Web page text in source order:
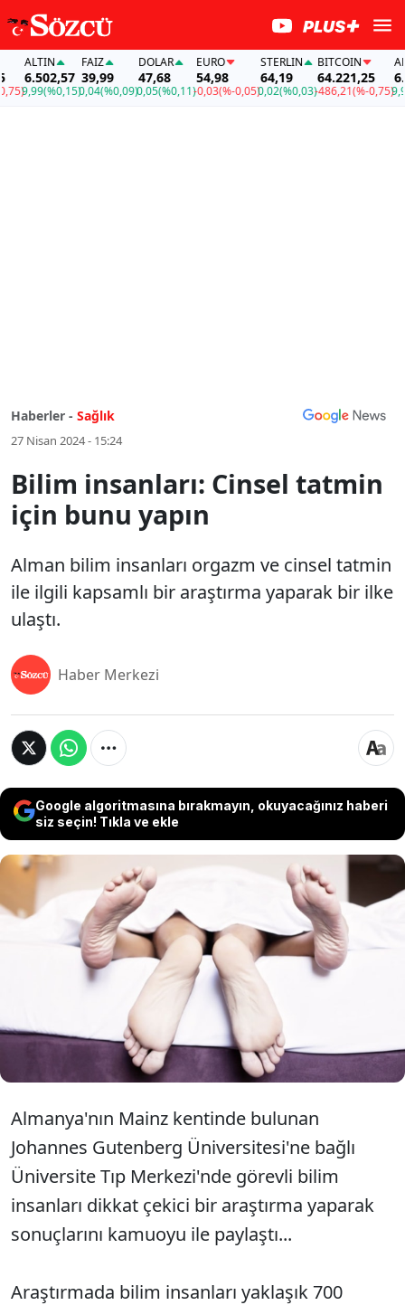
ALTIN
6.502,57
9,99(%0,15)
FAİZ
39,99
0,04(%0,09)
DOLAR
47,68
0,05(%0,11)
EURO
54,98
-0,03(%-0,05)
STERLIN
64,19
0,02(%0,03)
BITCOIN
64.221,25
-486,21(%-0,75)9,99
Haberler - Sağlık
27 Nisan 2024 - 15:24
Bilim insanları: Cinsel tatmin
için bunu yapın
Alman bilim insanları orgazm ve cinsel tatmin
ile ilgili kapsamlı bir araştırma yaparak bir ilke
ulaştı.
Haber Merkezi
Google algoritmasına bırakmayın, okuyacağınız haberi
siz seçin! Tıkla ve ekle
Alman bilim insanları orgazm ve
cinsel tatmin ile ilgili kapsamlı bir
araştırma yaparak bir ilke ulaştı.
Almanya'nın Mainz kentinde bulunan
Johannes Gutenberg Üniversitesi'ne bağlı
Üniversite Tıp Merkezi'nde görevli bilim
insanları dikkat çekici bir araştırma yaparak
sonuçlarını kamuoyu ile paylaştı...
Araştırmada bilim insanları yaklaşık 700